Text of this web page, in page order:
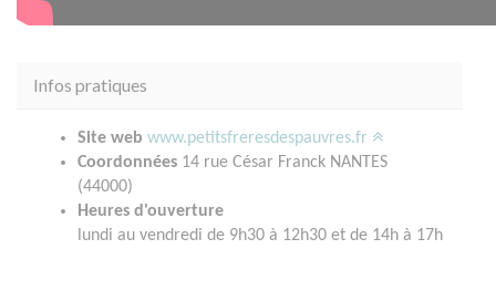
Infos pratiques
Site web www.petitsfreresdespauvres.fr
Coordonnées 14 rue César Franck NANTES
(44000)
Heures d'ouverture
lundi au vendredi de 9h30 à 12h30 et de 14h à 17h